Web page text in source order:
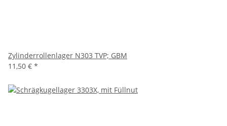
Zylinderrollenlager N303 TVP; GBM
11,50 € *